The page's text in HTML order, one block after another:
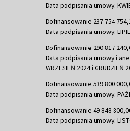
Data podpisania umowy:
Dofinansowanie 237 754
Data podpisania umowy:
Dofinansowanie 290 817
Data podpisania umowy i
WRZESIEŃ 2024 i GRUDZIEŃ
Dofinansowanie 539 800
Data podpisania umowy:
Dofinansowanie 49 848
Data podpisania umowy: